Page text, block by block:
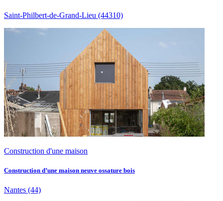
Saint-Philbert-de-Grand-Lieu (44310)
Construction d'une maison
Construction d’une maison neuve ossature bois
Nantes (44)